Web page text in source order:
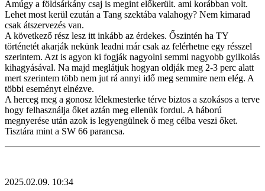
Amúgy a földsárkány csaj is megint előkerült. ami korábban volt.
Lehet most kerül ezután a Tang szektába valahogy? Nem kimarad
csak átszervezés van.
A következő rész lesz itt inkább az érdekes. Őszintén ha TY
történetét akarják nekünk leadni már csak az felérhetne egy résszel
szerintem. Azt is agyon ki fogják nagyolni semmi nagyobb gyilkolás
kihagyásával. Na majd meglátjuk hogyan oldják meg 2-3 perc alatt
mert szerintem több nem jut rá annyi idő meg semmire nem elég. A
többi eseményt elnézve.
A herceg meg a gonosz lélekmesterke térve biztos a szokásos a terve
hogy felhasználja őket aztán meg ellenük fordul. A háború
megnyerése után azok is legyengülnek ő meg célba veszi őket.
Tisztára mint a SW 66 parancsa.
2025.02.09. 10:34